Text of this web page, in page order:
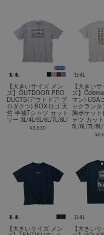
【大きいサイズ メン
ズ】OUTDOOR PRO
DUCTS(アウトドア プ
ロダクツ) BOXロゴ 天
竺 半袖Tシャツ カット
ソー 3L/4L/5L/6L/7L/8L/
¥3,630
【大きい
ズ】
マン) USA
ックランタ
胸ポケッ
ャツ カッ
5L/6L/7L/8L/
【大きいサイズ メン 【大きい